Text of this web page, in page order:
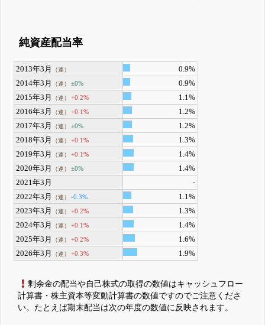
純資産配当率
2013年3月 （連）
0.9%
2014年3月
（連） ±0%
0.9%
2015年3月
（連） +0.2%
1.1%
2016年3月
（連） +0.1%
1.2%
2017年3月
（連） ±0%
1.2%
2018年3月
（連） +0.1%
1.3%
2019年3月
（連） +0.1%
1.4%
2020年3月
（連） ±0%
1.4%
2021年3月
-
2022年3月
（連） -0.3%
1.1%
2023年3月
（連） +0.2%
1.3%
2024年3月
（連） +0.1%
1.4%
2025年3月
（連） +0.2%
1.6%
2026年3月
（連） +0.3% 1.9%
剰余金の配当や自己株式の取得の数値はキャッシュフロー
計算書・株主資本等変動計算書の数値ですのでご注意くださ
い。たとえば期末配当は次の年度の数値に反映されます。